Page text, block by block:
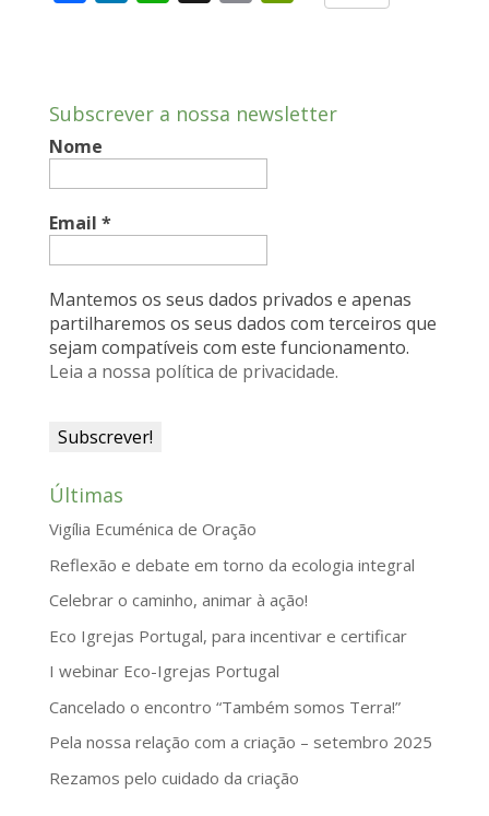
b
o
o
k
e
I
s
p
l
t
d
l
y
Subscrever a nossa newsletter
Nome
Email *
Mantemos os seus dados privados e apenas
partilharemos os seus dados com terceiros que
sejam compatíveis com este funcionamento.
Leia a nossa política de privacidade.
Últimas
Vigília Ecuménica de Oração
Reflexão e debate em torno da ecologia integral
Celebrar o caminho, animar à ação!
Eco Igrejas Portugal, para incentivar e certificar
I webinar Eco-Igrejas Portugal
Cancelado o encontro “Também somos Terra!”
Pela nossa relação com a criação – setembro 2025
Rezamos pelo cuidado da criação